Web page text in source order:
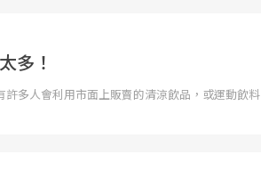
多！
許多人會利用市面上販賣的清涼飲品，或運動飲料